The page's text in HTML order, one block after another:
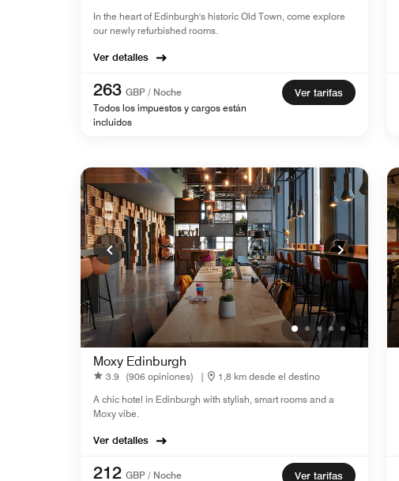
In the heart of Edinburgh's historic Old Town, come explore
our newly refurbished rooms.
Ver detalles
263 GBP / Noche
Todos los impuestos y cargos están
incluidos
Ver tarifas
Moxy Edinburgh
3.9 (906 opiniones) |
1,8 km desde el destino
A chic hotel in Edinburgh with stylish, smart rooms and a
Moxy vibe.
Ver detalles
212 GBP / Noche
Ver tarifas